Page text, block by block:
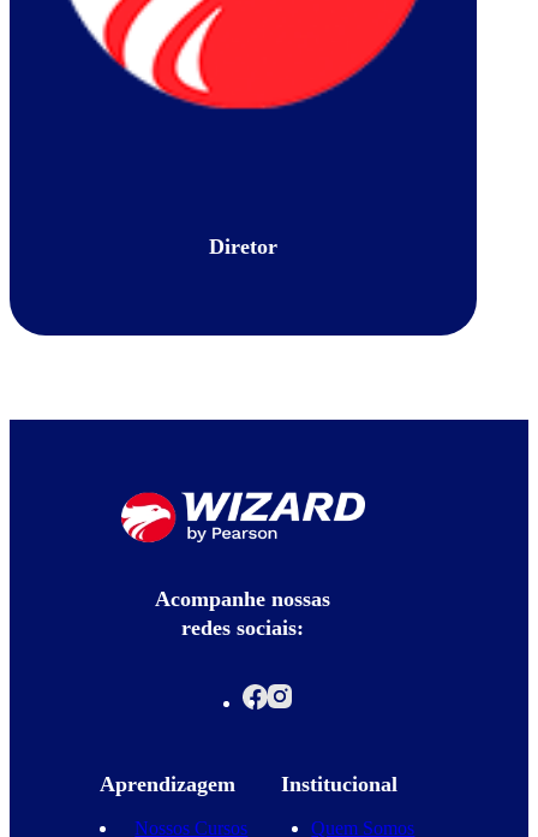
Diretor
Acompanhe nossas
redes sociais:
Aprendizagem
Nossos Cursos
Institucional
Quem Somos